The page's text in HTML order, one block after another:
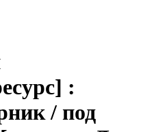
:
/ под